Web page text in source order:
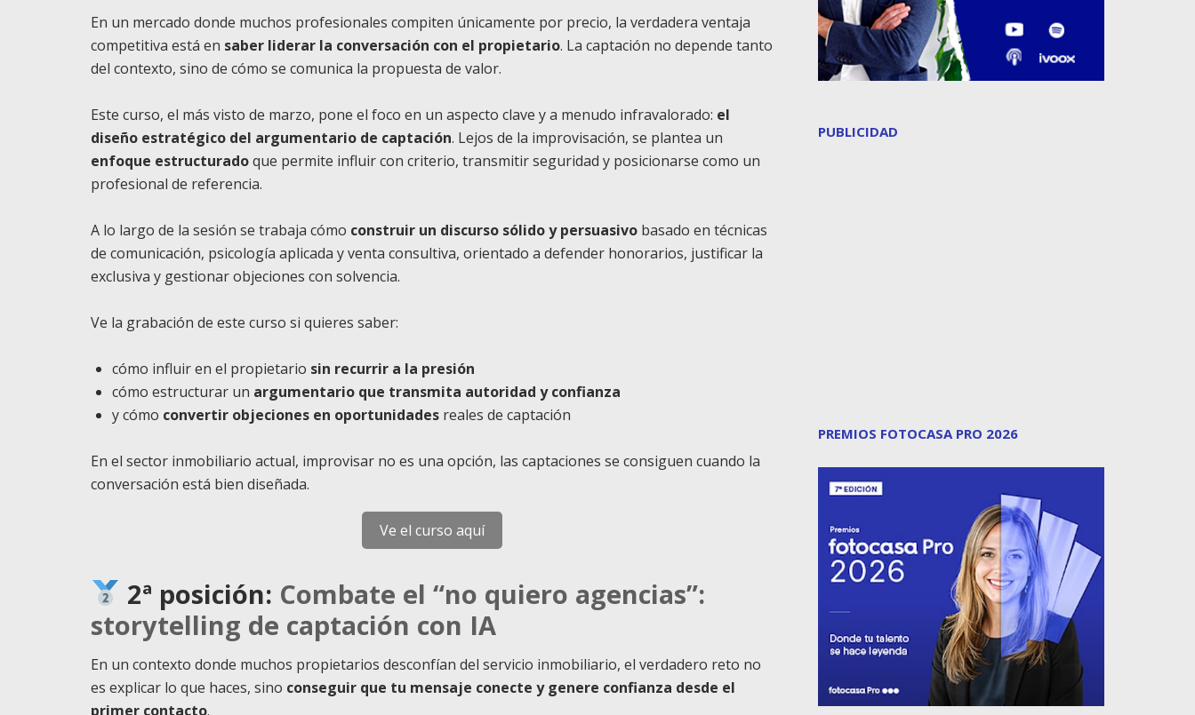
En un mercado donde muchos profesionales compiten únicamente por precio, la verdadera ventaja
competitiva está en saber liderar la conversación con el propietario. La captación no depende tanto
del contexto, sino de cómo se comunica la propuesta de valor.
Este curso, el más visto de marzo, pone el foco en un aspecto clave y a menudo infravalorado: el
diseño estratégico del argumentario de captación. Lejos de la improvisación, se plantea un
enfoque estructuradoque permite influir con criterio, transmitir seguridad y posicionarse como un
profesional de referencia.
A lo largo de la sesión se trabaja cómo construir un discurso sólido y persuasivo basado en técnicas
de comunicación, psicología aplicada y venta consultiva, orientado a defender honorarios, justificar la
exclusiva y gestionar objeciones con solvencia.
Ve la grabación de este curso si quieres saber:
cómo influir en el propietario sin recurrir a la presión
cómo estructurar un argumentario que transmita autoridad y confianza
y cómo convertir objeciones en oportunidades reales de captación
En el sector inmobiliario actual, improvisar no es una opción, las captaciones se consiguen cuando la
conversación está bien diseñada.
Ve el curso aquí
2ª posición: Combate el “no quiero agencias”:
storytelling de captación con IA
En un contexto donde muchos propietarios desconfían del servicio inmobiliario, el verdadero reto no
es explicar lo que haces, sino conseguir que tu mensaje conecte y genere confianza desde el
primer contacto.
PUBLICIDAD
PREMIOS FOTOCASA PRO 2026